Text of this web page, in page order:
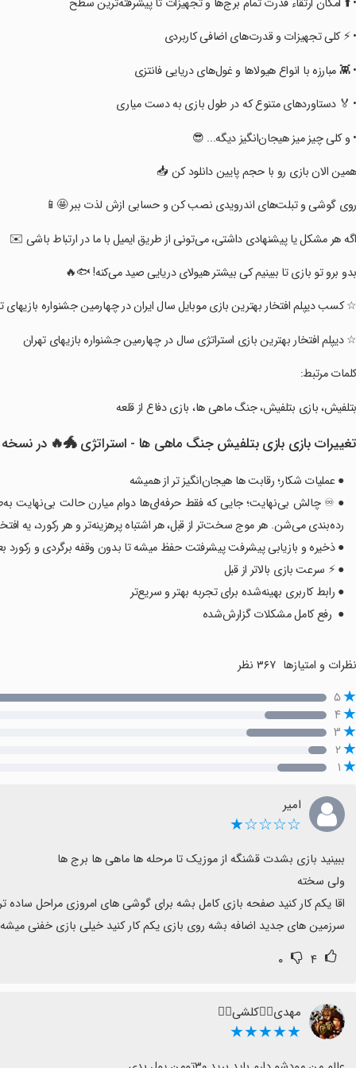
‏‏‏‏• ⚡ کلی تجهیزات و قدرت‌های اضافی کاربردی
‏‏‏‏• 👾 مبارزه با انواع هیولاها و غول‌های دریایی فانتزی
‏‏‏‏• 🏅 دستاوردهای متنوع که در طول بازی به دست میاری
‏‏‏‏• و کلی چیز میز هیجان‌انگیز دیگه... 😎
‏‏‏‏همین الان بازی رو با حجم پایین دانلود کن 📥
‏‏‏‏روی گوشی و تبلت‌های اندرویدی نصب کن و حسابی ازش لذت ببر 🤩📱
‏‏‏‏اگه هر مشکل یا پیشنهادی داشتی، می‌تونی از طریق ایمیل با ما در ارتباط باشی ✉️
‏‏‏‏بدو برو تو بازی تا ببینیم کی بیشتر هیولای دریایی صید می‌کنه! 🐟🔥
‏‏‏‏☆ کسب دیپلم افتخار بهترین بازی موبایل سال ایران در چهارمین جشنواره بازیهای
‏‏‏‏☆ دیپلم افتخار بهترین بازی استراتژی سال در چهارمین جشنواره بازیهای تهران
‏‏‏‏کلمات مرتبط:
‏‏‏‏بتلفیش، بازی بتلفیش، جنگ ماهی ها، بازی دفاع از قلعه
تغییرات بازی ‏‏‏بازی بتلفیش جنگ ماهی ها - استراتژی 🐲🔥 در
● عملیات شکار؛ رقابت ها هیجان‌انگیز تر از همیشه
● ♾️ چالش بی‌نهایت؛ جایی که فقط حرفه‌ای‌ها دوام میارن حالت بی‌نهایت
رده‌بندی می‌شن. هر موج سخت‌تر از قبل، هر اشتباه پرهزینه‌تر و هر رکورد، یه
● ذخیره و بازیابی پیشرفت پیشرفتت حفظ میشه تا بدون وقفه برگردی و رکورد
● ⚡ سرعت بازی بالاتر از قبل
● رابط کاربری بهینه‌شده برای تجربه بهتر و سریع‌تر
● ️ رفع کامل مشکلات گزارش‌شده
نظرات و امتیازها ۳۶۷ نظر
۵
۴
۳
۲
۱
امیر
☆☆☆☆★
سرزمین های جدید اضافه بشه روی بازی یکم کار کنید خیلی بازی خفنی میشه
۴ ۰
مهدی❤️‍🔥کلشی❤️‍🔥
★★★★★